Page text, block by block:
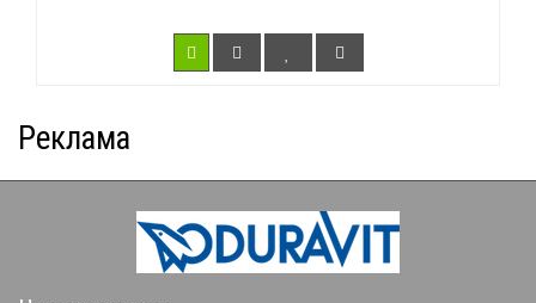
Реклама